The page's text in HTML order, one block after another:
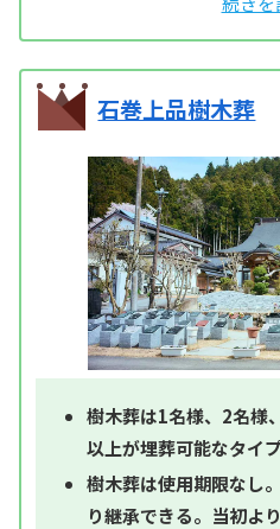
石巻上品樹木葬
樹木葬は1名様、2名様
以上が埋葬可能なタイ
樹木葬は使用期限なし
り継承できる。当初よ